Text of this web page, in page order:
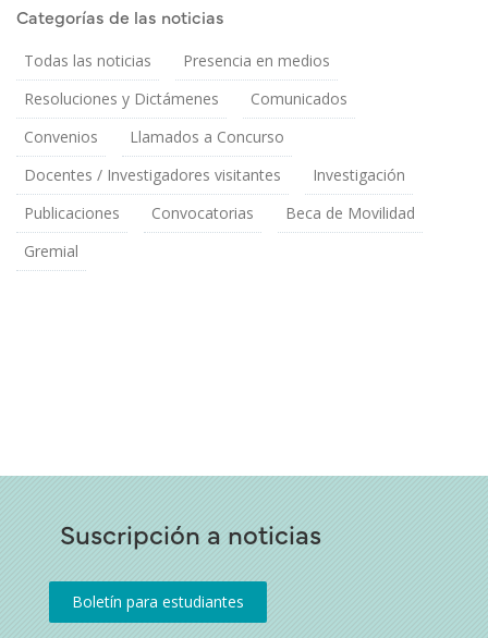
Categorías de las noticias
Todas las noticias
Presencia en medios
Resoluciones y Dictámenes
Comunicados
Convenios
Llamados a Concurso
Docentes / Investigadores visitantes
Investigación
Publicaciones
Convocatorias
Beca de Movilidad
Gremial
Suscripción a noticias